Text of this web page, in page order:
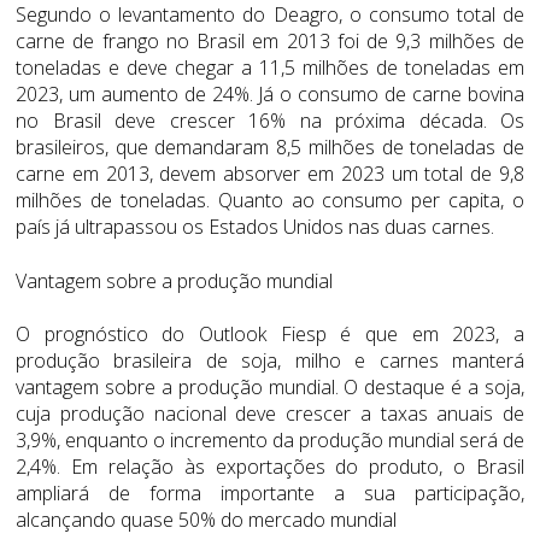
Segundo o levantamento do Deagro, o consumo total de
carne de frango no Brasil em 2013 foi de 9,3 milhões de
toneladas e deve chegar a 11,5 milhões de toneladas em
2023, um aumento de 24%. Já o consumo de carne bovina
no Brasil deve crescer 16% na próxima década. Os
brasileiros, que demandaram 8,5 milhões de toneladas de
carne em 2013, devem absorver em 2023 um total de 9,8
milhões de toneladas. Quanto ao consumo per capita, o
país já ultrapassou os Estados Unidos nas duas carnes.
Vantagem sobre a produção mundial
O prognóstico do Outlook Fiesp é que em 2023, a
produção brasileira de soja, milho e carnes manterá
vantagem sobre a produção mundial. O destaque é a soja,
cuja produção nacional deve crescer a taxas anuais de
3,9%, enquanto o incremento da produção mundial será de
2,4%. Em relação às exportações do produto, o Brasil
ampliará de forma importante a sua participação,
alcançando quase 50% do mercado mundial